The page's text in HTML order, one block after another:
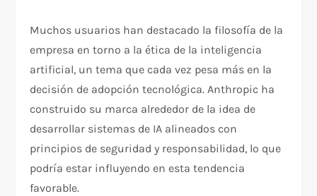
Muchos usuarios han destacado la filosofía de la
empresa en torno a la ética de la inteligencia
artificial, un tema que cada vez pesa más en la
decisión de adopción tecnológica. Anthropic ha
construido su marca alrededor de la idea de
desarrollar sistemas de IA alineados con
principios de seguridad y responsabilidad, lo que
podría estar influyendo en esta tendencia
favorable.